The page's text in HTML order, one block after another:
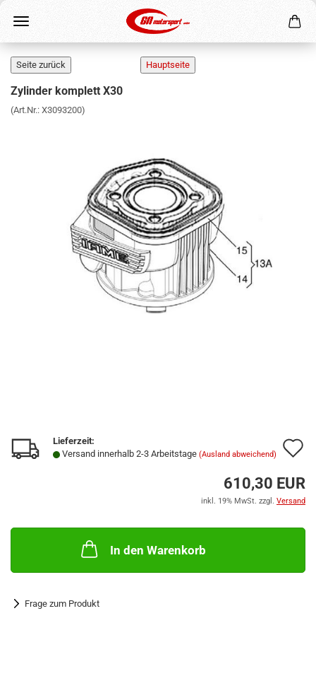
Zylinder komplett X30
(Art.Nr.: X3093200)
Lieferzeit:
Versand innerhalb 2-3 Arbeitstage (Ausland abweichend)
610,30 EUR
inkl. 19% MwSt. zzgl. Versand
In den Warenkorb
Frage zum Produkt